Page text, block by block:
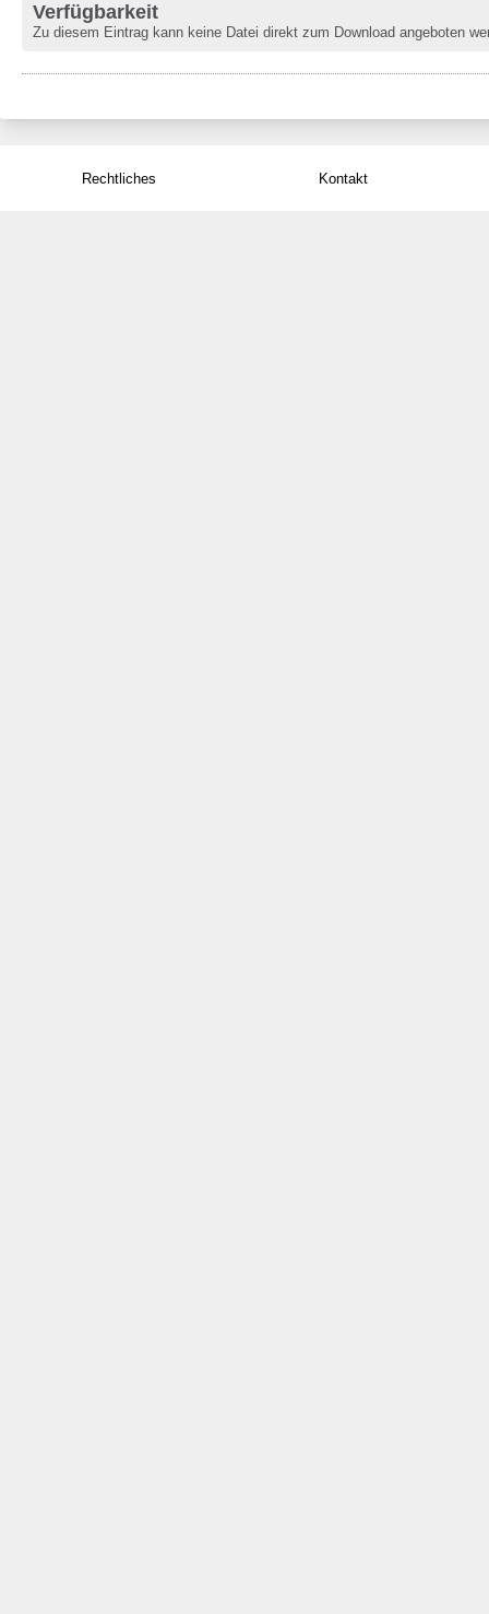
Verfügbarkeit
Zu diesem Eintrag kann keine Datei direkt zum Download angeboten
Rechtliches Kontakt